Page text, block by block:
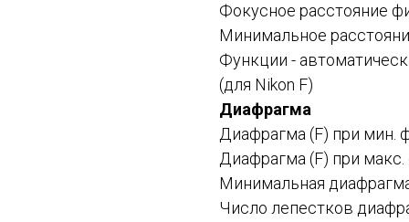
Фокусное расстояние
Минимальное
Функции -
(для Nikon F)
Диафрагма
Диафрагма (F) при мин.
Диафрагма (F) при
Минимальная
Число лепестков